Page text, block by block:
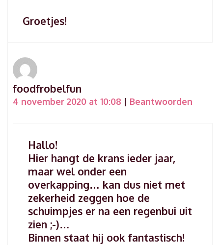
Groetjes!
foodfrobelfun
4 november 2020 at 10:08 | Beantwoorden
Hallo!
Hier hangt de krans ieder jaar,
maar wel onder een
overkapping… kan dus niet met
zekerheid zeggen hoe de
schuimpjes er na een regenbui uit
zien ;-)…
Binnen staat hij ook fantastisch!